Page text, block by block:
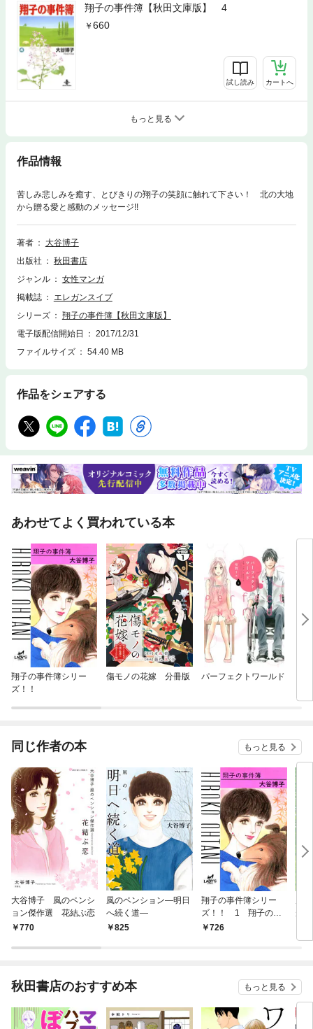
翔子の事件簿【秋田文庫版】 4
660
試し読み カートへ
もっと見る
作品情報
苦しみ悲しみを癒す、とびきりの翔子の笑顔に触れて下さい！ 北の大地
から贈る愛と感動のメッセージ!!
著者
大谷博子
出版社
秋田書店
ジャンル
女性マンガ
掲載誌
エレガンスイブ
シリーズ
翔子の事件簿【秋田文庫版】
電子版配信開始日
2017/12/31
ファイルサイズ
54.40 MB
作品をシェアする
あわせてよく買われている本
翔子の事件簿シリー
ズ！！
傷モノの花嫁 分冊版 パーフェクトワールド
同じ作者の本 もっと見る
大谷博子 風のペンシ
ョン傑作選 花結ぶ恋
770
風のペンション―明日
へ続く道―
825
翔子の事件簿シリー
ズ！！ 1 翔子の事
件簿726
が
秋田書店のおすすめ本 もっと見る